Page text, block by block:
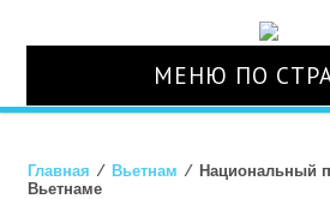
МЕНЮ ПО
Главная ⁄ Вьетнам ⁄ Национальный
Вьетнаме